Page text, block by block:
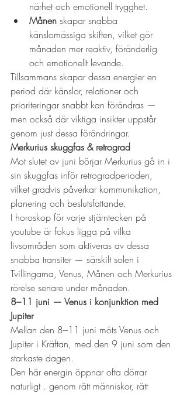
närhet och emotionell trygghet.
Månen skapar snabba
känslomässiga skiften, vilket gör
månaden mer reaktiv, föränderlig
och emotionellt levande.
Tillsammans skapar dessa energier en
period där känslor, relationer och
prioriteringar snabbt kan förändras —
men också där viktiga insikter uppstår
genom just dessa förändringar.
Merkurius skuggfas & retrograd
Mot slutet av juni börjar Merkurius gå in i
sin skuggfas inför retrogradperioden,
vilket gradvis påverkar kommunikation,
planering och beslutsfattande.
I horoskop för varje stjärntecken på
youtube är fokus ligga på vilka
livsområden som aktiveras av dessa
snabba transiter — särskilt solen i
Tvillingarna, Venus, Månen och Merkurius
rörelse senare under månaden.
8–11 juni — Venus i konjunktion med
Jupiter
Mellan den 8–11 juni möts Venus och
Jupiter i Kräftan, med den 9 juni som den
starkaste dagen.
Den här energin öppnar ofta dörrar
naturligt . genom rätt människor, rätt